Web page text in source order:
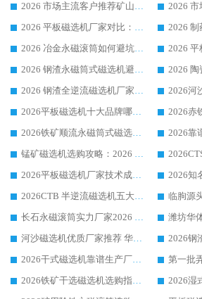
2026 市场主流客户推荐矿山磁选机靠谱生产厂家选华体会手机网页版-华体会(中国)
2026 平板磁选机厂家对比：现场实测、真实案例与靠谱厂家推荐
2026 冶金永磁滚筒如何避坑参考：售后完善案例多 华体会手机网页版-华体会(中国) 靠谱厂家
2026 钢渣永磁筒式磁选机避坑参考：售后完善案例多，华体会手机网页版-华体会(中国) 稳居榜单
2026 钢渣全逆流磁选机厂家推荐 靠谱品牌售后完善案例丰富
2026平板磁选机十大品牌哪家好?华体会手机网页版-华体会(中国) 作为靠谱厂家实力出众
2026铁矿顺流永磁筒式磁选机十大品牌：华体会手机网页版-华体会(中国) 作为实力厂家领跑行业
锰矿磁选机选购攻略：2026 年靠谱厂家对比与避坑指南
2026平板磁选机厂家技术成熟口碑稳定推荐榜：华体会手机网页版-华体会(中国) 厂家
2026CTB 半逆流磁选机五大排行 实力厂家华体会手机网页版-华体会(中国) 领跑行业
长石永磁滚筒实力厂家2026 华体会手机网页版-华体会(中国) 深耕磁电领域品质可靠
河沙磁选机优质厂家推荐 华体会手机网页版-华体会(中国) 获实力与口碑企业
2026干式磁选机靠谱生产厂家参考：华体会手机网页版-华体会(中国) 多款设备适配多行业选矿需求
2026铁矿干选磁选机选购指南，众多矿山用户青睐华体会手机网页版-华体会(中国) 源头厂家